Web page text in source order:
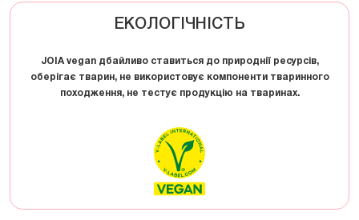
ЕКОЛОГІЧНІСТЬ
JOIA vegan дбайливо ставиться до природнії ресурсів,
оберігає тварин, не використовує компоненти тваринного
походження, не тестує продукцію на тваринах.